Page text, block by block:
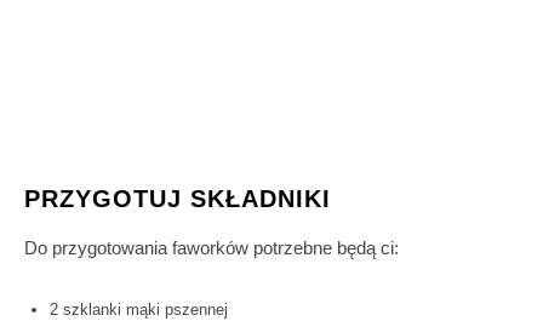
PRZYGOTUJ SKŁADNIKI
Do przygotowania faworków potrzebne będą ci:
2 szklanki mąki pszennej